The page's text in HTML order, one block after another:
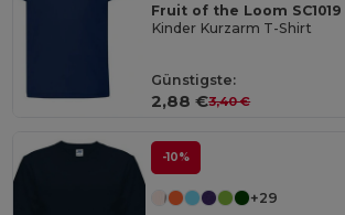
Fruit of the Loom SC1019
Kinder Kurzarm T-Shirt
Günstigste:
2,88 €3,40 €
-10%
+29